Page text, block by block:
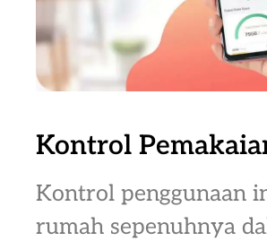
Kontrol
Kontrol penggunaan
rumah sepenuhnya